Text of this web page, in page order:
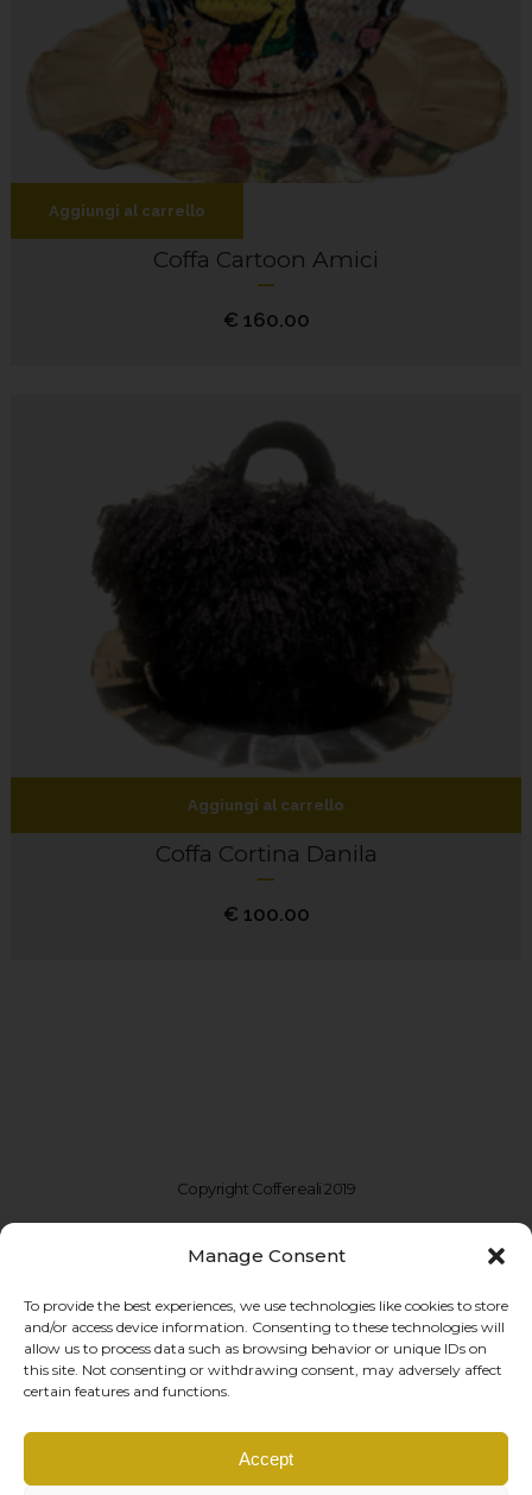
Manage Consent
To provide the best experiences, we use technologies like cookies to store
and/or access device information. Consenting to these technologies will
allow us to process data such as browsing behavior or unique IDs on
this site. Not consenting or withdrawing consent, may adversely affect
certain features and functions.
Accept
Aggiungi al carrello
Coffa Cartoon Amici
€ 160.00
Aggiungi al carrello
Coffa Cortina Danila
€ 100.00
Copyright Coffereali 2019
Coffe Reali Design di Morabito G. Susanna
Via Libertà, 97 – 90143 Palermo (PA)
P.IVA: IT06781690828 |info@coffereali.com